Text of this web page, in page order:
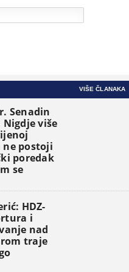
VIŠE ČLANAKA
Senadin
Nigdje više
ne postoji
poredak
se
grupe
kao
jedinice
HDZ-
i
nad
traje